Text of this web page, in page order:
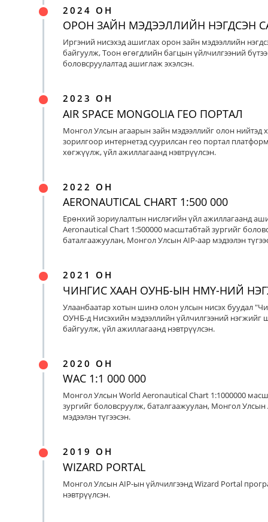
2024 ОН
ОРОН ЗАЙН МЭДЭЭЛЛИЙН НЭГДСЭН
Иргэний нисэхэд ашиглах орон зайн мэдээллийн
байгуулж, Тоон өгөгдлийн багцын үйлчилгээний
боловсруулалтад ашиглаж эхэлсэн.
2023 ОН
AIR SPACE MONGOLIA ГЕО ПОРТАЛ
Монгол Улсын агаарын зайн мэдээллийг олон нийтэд
зорилгоор интернетэд суурилсан гео портал
хөгжүүлж, үйл ажиллагаанд нэвтрүүлсэн.
2022 ОН
AERONAUTICAL CHART 1:500 000
Ерөнхий зориулалтын нислэгийн үйл ажиллагаанд
Aeronautical Chart 1:500000 масштабтай зургийг
баталгаажуулан, Монгол Улсын AIP-аар мэдээлэн
2021 ОН
ЧИНГИС ХААН ОУНБ-ЫН НМҮ-НИЙ
Улаанбаатар хотын шинэ олон улсын нисэх буудал
ОУНБ-д Нисэхийн мэдээллийн үйлчилгээний нэгжийг
байгуулж, үйл ажиллагаанд нэвтрүүлсэн.
2020 ОН
WAC 1:1 000 000
Монгол Улсын World Aeronautical Chart 1:1000000
зургийг боловсруулж, баталгаажуулан, Монгол Улсын
мэдээлэн түгээсэн.
2019 ОН
WIZARD PORTAL
Монгол Улсын AIP-ын үйлчилгээнд Wizard Portal
нэвтрүүлсэн.